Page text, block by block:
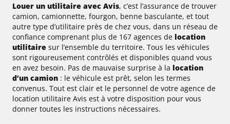
Louer un utilitaire avec Avis, c’est l’assurance de trouver
camion, camionnette, fourgon, benne basculante, et tout
autre type d’utilitaire près de chez vous, dans un réseau de
confiance comprenant plus de 167 agences de location
utilitaire sur l’ensemble du territoire. Tous les véhicules
sont rigoureusement contrôlés et disponibles quand vous
en avez besoin. Pas de mauvaise surprise à la location
d’un camion : le véhicule est prêt, selon les termes
convenus. Tout est clair et le personnel de votre agence de
location utilitaire Avis est à votre disposition pour vous
donner toutes les instructions nécessaires.